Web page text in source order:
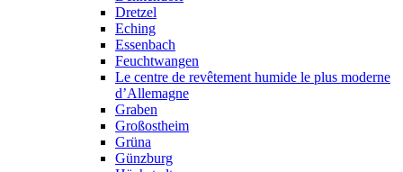
Dretzel
Eching
Essenbach
Feuchtwangen
Le centre de revêtement humide le plus moderne
d’Allemagne
Graben
Großostheim
Grüna
Günzburg